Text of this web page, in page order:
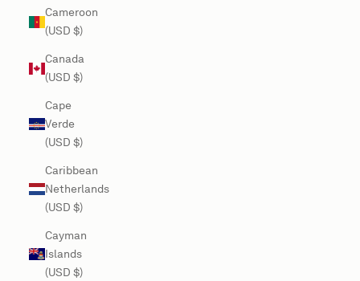
Cameroon
(USD $)
Canada
(USD $)
Cape
Verde
(USD $)
Caribbean
Netherlands
(USD $)
Cayman
Islands
(USD $)